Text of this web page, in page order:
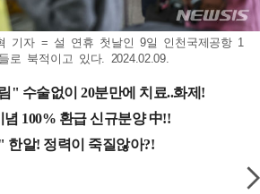
기자 = 설 연휴 첫날인 9일 인천국제공항 1
로 북적이고 있다. 2024.02.09.